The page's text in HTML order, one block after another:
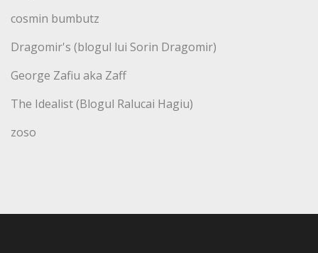
cosmin bumbutz
Dragomir's (blogul lui Sorin Dragomir)
George Zafiu aka Zaff
The Idealist (Blogul Ralucai Hagiu)
zoso